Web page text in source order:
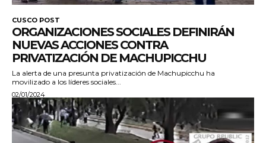
CUSCO POST
ORGANIZACIONES SOCIALES DEFINIRÁN
NUEVAS ACCIONES CONTRA
PRIVATIZACIÓN DE MACHUPICCHU
La alerta de una presunta privatización de Machupicchu ha
movilizado a los líderes sociales...
02/01/2024